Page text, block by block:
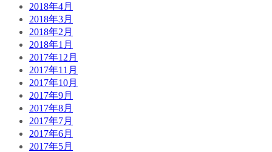
2018年4月
2018年3月
2018年2月
2018年1月
2017年12月
2017年11月
2017年10月
2017年9月
2017年8月
2017年7月
2017年6月
2017年5月